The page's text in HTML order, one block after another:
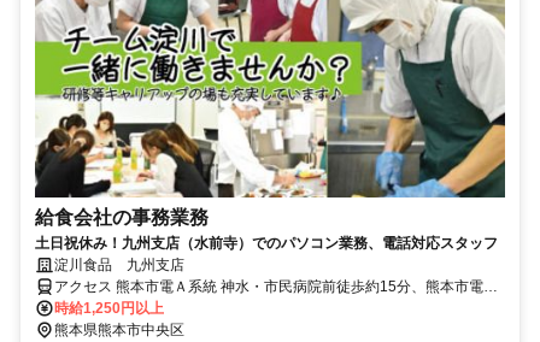
給食会社の事務業務
土日祝休み！九州支店（水前寺）でのパソコン業務、電話対応スタッフ
淀川食品 九州支店
アクセス 熊本市電Ａ系統 神水・市民病院前徒歩約15分、熊本市電Ａ
系統 八丁馬場出入口徒歩約17分、熊本市電Ａ系統 市立体育館前徒歩
約17分
時給1,250円以上
熊本県熊本市中央区